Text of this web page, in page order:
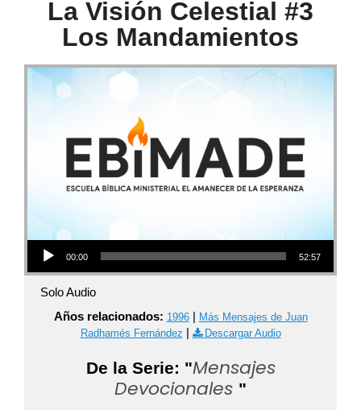
La Visión Celestial #3
Los Mandamientos
Audio Player
00:00 52:57
Solo Audio
Años relacionados: 1996| Más Mensajes de Juan
Radhamés Fernández | Descargar Audio
De la Serie: "Mensajes
Devocionales "